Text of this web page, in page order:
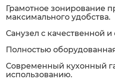
Грамотное зонирование
максимального удобства.
Санузел с качественной и
Полностью
Современный кухонный
использованию.